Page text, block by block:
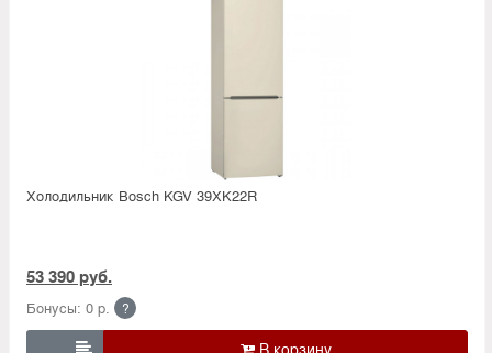
Холодильник Bosсh KGV 39XK22R
53 390 руб.
Бонусы: 0 р. ?
